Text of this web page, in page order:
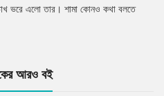
ভরে এলো তার। শামা কোনও কথা বলতে
আরও বই